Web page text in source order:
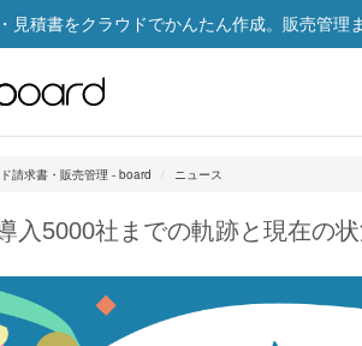
見積書をクラウドでかんたん作成。販売管理
請求書・販売管理 - board ニュース
入5000社までの軌跡と現在の